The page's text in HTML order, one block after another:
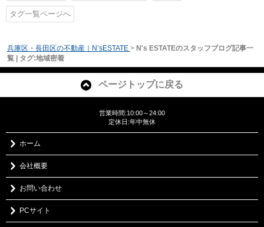
タグ一覧ページへ
兵庫区・長田区の不動産｜N’sESTATE > N's ESTATEのスタッフブログ記事一
覧 | タグ:地域密着
ページトップに戻る
営業時間:10:00～24:00
定休日:年中無休
ホーム
会社概要
お問い合わせ
PCサイト